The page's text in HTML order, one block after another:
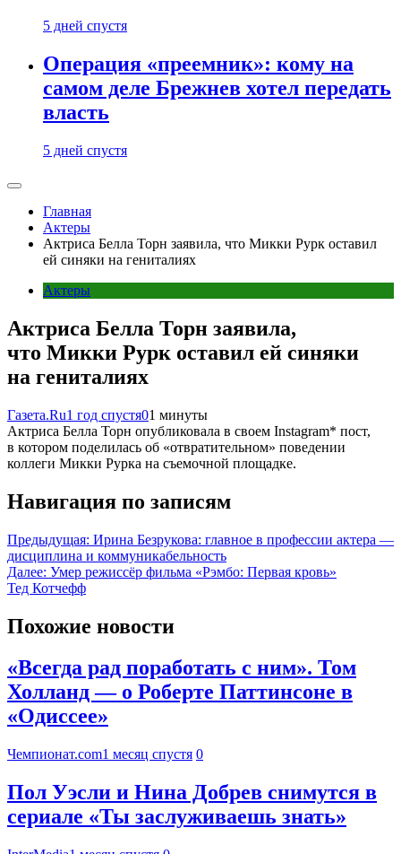
5 дней спустя
Операция «преемник»: кому на
самом деле Брежнев хотел передать
власть
5 дней спустя
Главная
Актеры
Актриса Белла Торн заявила, что Микки Рурк оставил
ей синяки на гениталиях
Актеры
Актриса Белла Торн заявила,
что Микки Рурк оставил ей синяки
на гениталиях
Газета.Ru1 год спустя01 минуты
Актриса Белла Торн опубликовала в своем Instagram* пост,
в котором поделилась об «отвратительном» поведении
коллеги Микки Рурка на съемочной площадке.
Навигация по записям
Предыдущая: Ирина Безрукова: главное в профессии актера —
дисциплина и коммуникабельность
Далее: Умер режиссёр фильма «Рэмбо: Первая кровь»
Тед Котчефф
Похожие новости
«Всегда рад поработать с ним». Том
Холланд — о Роберте Паттинсоне в
«Одиссее»
Чемпионат.com1 месяц спустя 0
Пол Уэсли и Нина Добрев снимутся в
сериале «Ты заслуживаешь знать»